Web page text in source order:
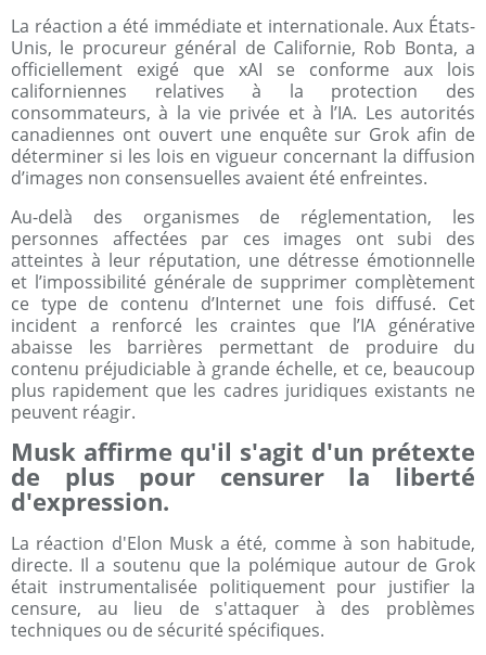
La réaction a été immédiate et internationale. Aux États-
Unis, le procureur général de Californie, Rob Bonta, a
officiellement exigé que xAI se conforme aux lois
californiennes relatives à la protection des
consommateurs, à la vie privée et à l’IA. Les autorités
canadiennes ont ouvert une enquête sur Grok afin de
déterminer si les lois en vigueur concernant la diffusion
d’images non consensuelles avaient été enfreintes.
Au-delà des organismes de réglementation, les
personnes affectées par ces images ont subi des
atteintes à leur réputation, une détresse émotionnelle
et l’impossibilité générale de supprimer complètement
ce type de contenu d’Internet une fois diffusé. Cet
incident a renforcé les craintes que l’IA générative
abaisse les barrières permettant de produire du
contenu préjudiciable à grande échelle, et ce, beaucoup
plus rapidement que les cadres juridiques existants ne
peuvent réagir.
Musk affirme qu'il s'agit d'un prétexte
de plus pour censurer la liberté
d'expression.
La réaction d'Elon Musk a été, comme à son habitude,
directe. Il a soutenu que la polémique autour de Grok
était instrumentalisée politiquement pour justifier la
censure, au lieu de s'attaquer à des problèmes
techniques ou de sécurité spécifiques.